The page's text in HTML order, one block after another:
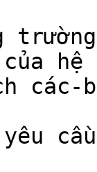
các-